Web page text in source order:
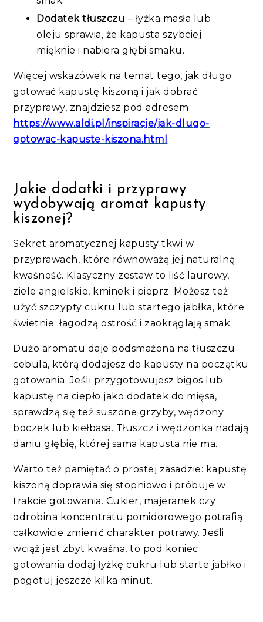
Dodatek tłuszczu – łyżka masła lub
oleju sprawia, że kapusta szybciej
mięknie i nabiera głębi smaku.
Więcej wskazówek na temat tego, jak długo
gotować kapustę kiszoną i jak dobrać
przyprawy, znajdziesz pod adresem:
https://www.aldi.pl/inspiracje/jak-dlugo-
gotowac-kapuste-kiszona.html .
Jakie dodatki i przyprawy
wydobywają aromat kapusty
kiszonej?
Sekret aromatycznej kapusty tkwi w
przyprawach, które równoważą jej naturalną
kwaśność. Klasyczny zestaw to liść laurowy,
ziele angielskie, kminek i pieprz. Możesz też
użyć szczypty cukru lub startego jabłka, które
świetnie łagodzą ostrość i zaokrąglają smak.
Dużo aromatu daje podsmażona na tłuszczu
cebula, którą dodajesz do kapusty na początku
gotowania. Jeśli przygotowujesz bigos lub
kapustę na ciepło jako dodatek do mięsa,
sprawdzą się też suszone grzyby, wędzony
boczek lub kiełbasa. Tłuszcz i wędzonka nadają
daniu głębię, której sama kapusta nie ma.
Warto też pamiętać o prostej zasadzie: kapustę
kiszoną doprawia się stopniowo i próbuje w
trakcie gotowania. Cukier, majeranek czy
odrobina koncentratu pomidorowego potrafią
całkowicie zmienić charakter potrawy. Jeśli
wciąż jest zbyt kwaśna, to pod koniec
gotowania dodaj łyżkę cukru lub starte jabłko i
pogotuj jeszcze kilka minut.